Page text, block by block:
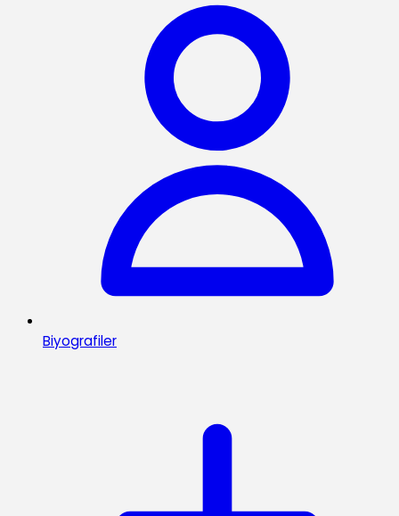
Biyografiler